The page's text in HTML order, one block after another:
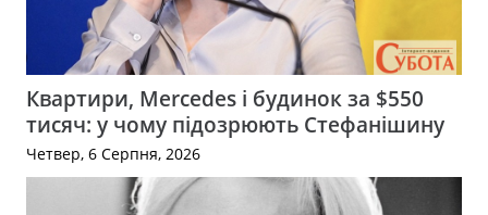
Квартири, Mercedes і будинок за $550
тисяч: у чому підозрюють Стефанішину
Четвер, 6 Серпня, 2026